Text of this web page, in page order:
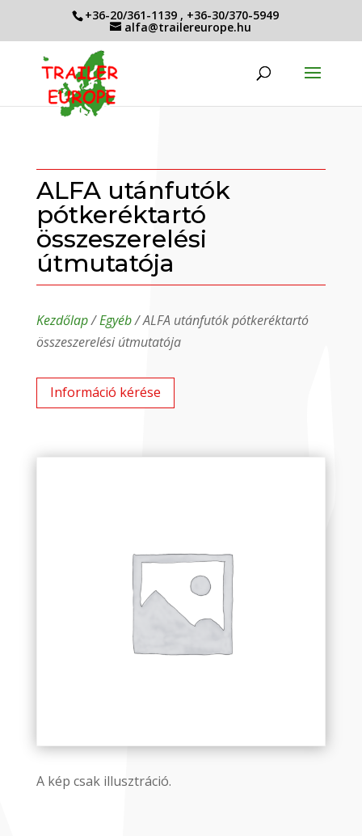
+36-20/361-1139 , +36-30/370-5949
alfa@trailereurope.hu
ALFA utánfutók
pótkeréktartó
összeszerelési
útmutatója
Kezdőlap/Egyéb/ ALFA utánfutók pótkeréktartó
összeszerelési útmutatója
Információ kérése
A kép csak illusztráció.